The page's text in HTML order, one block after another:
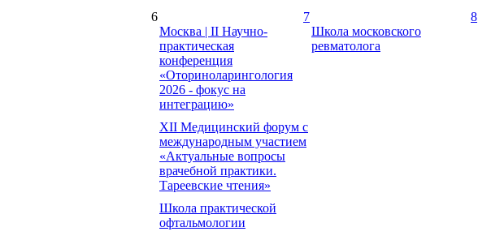
6
7
Москва | II Научно-
практическая
конференция
«Оториноларингология
2026 - фокус на
интеграцию»
XII Медицинский форум с
международным участием
«Актуальные вопросы
врачебной практики.
Тареевские чтения»
Школа практической
офтальмологии
8
Школа московского
ревматолога